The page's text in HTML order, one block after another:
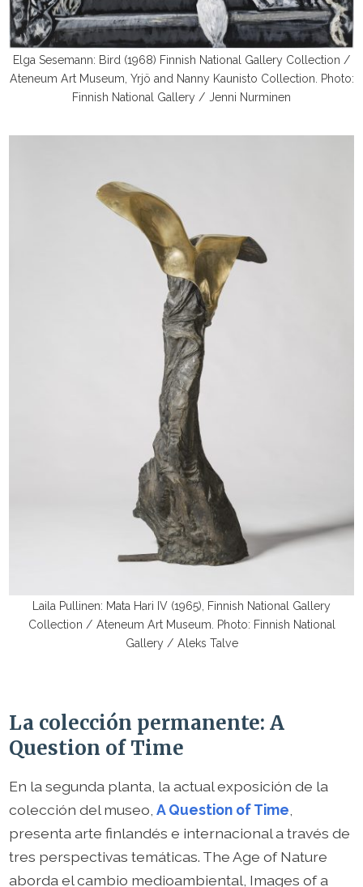
Elga Sesemann: Bird (1968) Finnish National Gallery Collection /
Ateneum Art Museum, Yrjö and Nanny Kaunisto Collection. Photo:
Finnish National Gallery / Jenni Nurminen
Laila Pullinen: Mata Hari IV (1965), Finnish National Gallery
Collection / Ateneum Art Museum. Photo: Finnish National
Gallery / Aleks Talve
La colección permanente: A
Question of Time
En la segunda planta, la actual exposición de la
colección del museo, A Question of Time,
presenta arte finlandés e internacional a través de
tres perspectivas temáticas. The Age of Nature
aborda el cambio medioambiental, Images of a